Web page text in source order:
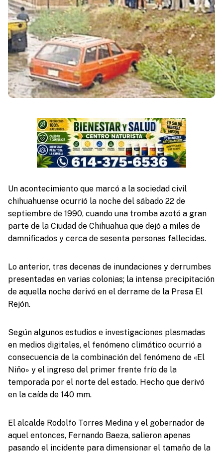
Un acontecimiento que marcó a la sociedad civil
chihuahuense ocurrió la noche del sábado 22 de
septiembre de 1990, cuando una tromba azotó a gran
parte de la Ciudad de Chihuahua que dejó a miles de
damnificados y cerca de sesenta personas fallecidas.
Lo anterior, tras decenas de inundaciones y derrumbes
presentadas en varias colonias; la intensa precipitación
de aquella noche derivó en el derrame de la Presa El
Rejón.
Según algunos estudios e investigaciones plasmadas
en medios digitales, el fenómeno climático ocurrió a
consecuencia de la combinación del fenómeno de «El
Niño» y el ingreso del primer frente frío de la
temporada por el norte del estado. Hecho que derivó
en la caída de 140 mm.
El alcalde Rodolfo Torres Medina y el gobernador de
aquel entonces, Fernando Baeza, salieron apenas
pasando el incidente para dimensionar el tamaño de la